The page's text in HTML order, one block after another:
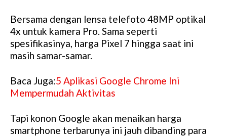
Bersama dengan lensa telefoto 48MP optikal
4x untuk kamera Pro. Sama seperti
spesifikasinya, harga Pixel 7 hingga saat ini
masih samar-samar.
Baca Juga:5 Aplikasi Google Chrome Ini
Mempermudah Aktivitas
Tapi konon Google akan menaikan harga
smartphone terbarunya ini jauh dibanding para